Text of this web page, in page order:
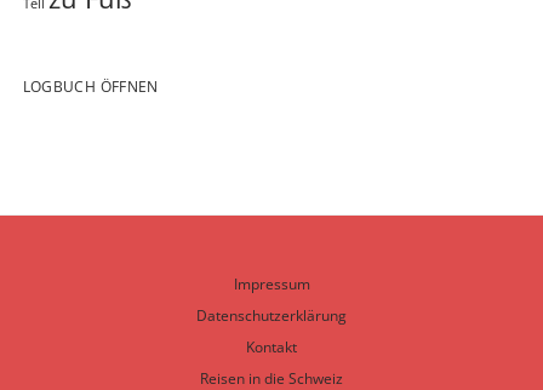
Tell
LOGBUCH ÖFFNEN
Impressum
Datenschutzerklärung
Kontakt
Reisen in die Schweiz